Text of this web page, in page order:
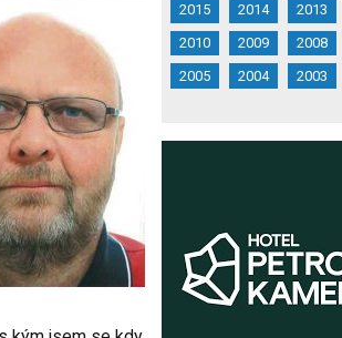
2015
2014 2013
2010
2009 2008
2005
2004 2003